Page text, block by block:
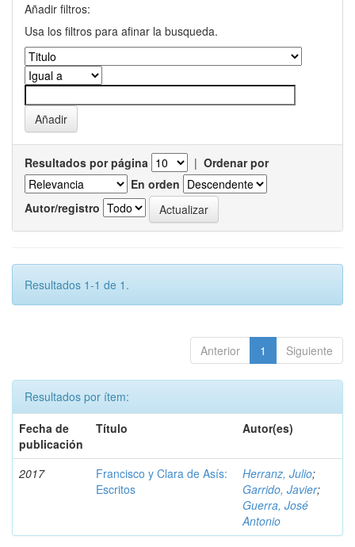
Añadir filtros:
Usa los filtros para afinar la busqueda.
Resultados por página | Ordenar por
En orden
Autor/registro
Resultados 1-1 de 1.
Anterior 1 Siguiente
Resultados por ítem:
Fecha de
publicación
Título Autor(es)
2017
Francisco y Clara de Asís:
Escritos
Herranz, Julio;
Garrido, Javier;
Guerra, José
Antonio